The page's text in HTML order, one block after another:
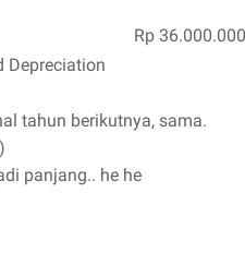
Rp 36.000.000
Depreciation
tahun berikutnya, sama.
panjang.. he he